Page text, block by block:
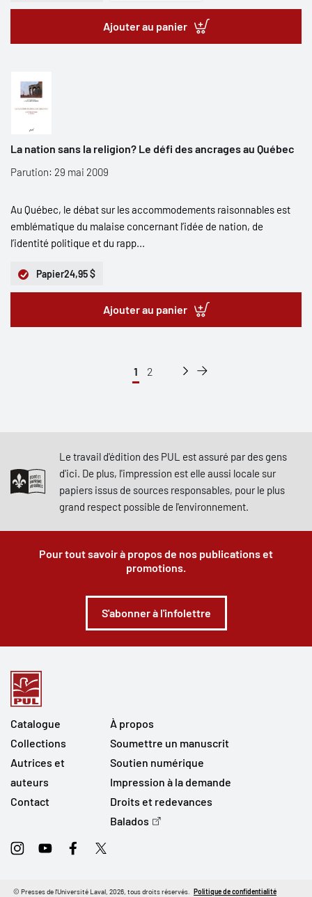
Ajouter au panier
La nation sans la religion? Le défi des ancrages au Québec
Parution: 29 mai 2009
Au Québec, le débat sur les accommodements raisonnables est
emblématique du malaise concernant l’idée de nation, de
l’identité politique et du rapp...
Papier24,95 $
Ajouter au panier
1 2
Le travail d'édition des PUL est assuré par des gens
d'ici. De plus, l'impression est elle aussi locale sur
papiers issus de sources responsables, pour le plus
grand respect possible de l'environnement.
Pour tout savoir à propos de nos publications et
promotions.
S'abonner à l'infolettre
Catalogue
Collections
Autrices et
auteurs
Contact
À propos
Soumettre un manuscrit
Soutien numérique
Impression à la demande
Droits et redevances
Balados
InstagramYoutubeFacebookTwitter
© Presses de l'Université Laval, 2026, tous droits réservés. Politique de confidentialité